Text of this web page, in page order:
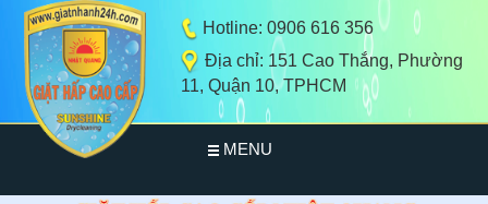
Hotline: 0906 616 356
Địa chỉ: 151 Cao Thắng, Phường
11, Quận 10, TPHCM
MENU